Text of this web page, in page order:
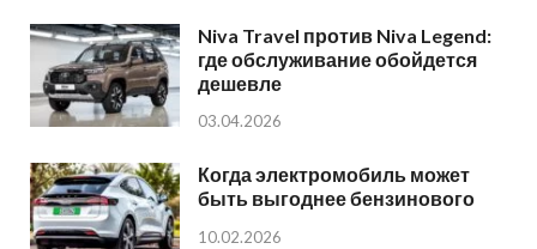
Niva Travel против Niva Legend:
где обслуживание обойдется
дешевле
03.04.2026
Когда электромобиль может
быть выгоднее бензинового
10.02.2026